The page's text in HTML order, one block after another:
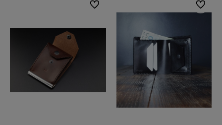
Do ulubionych Do